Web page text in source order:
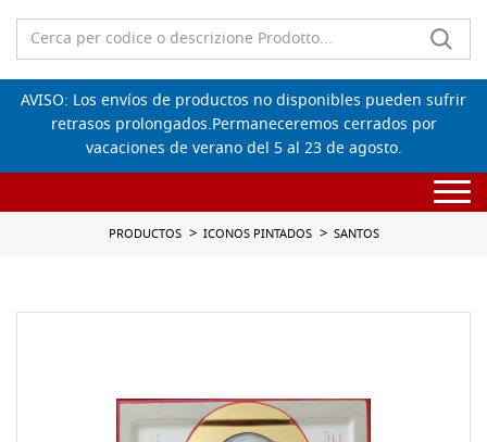
Lista de deseos vacía
AVISO: Los envíos de productos no disponibles pueden sufrir
retrasos prolongados.Permaneceremos cerrados por
vacaciones de verano del 5 al 23 de agosto.
PRODUCTOS ICONOS PINTADOS SANTOS